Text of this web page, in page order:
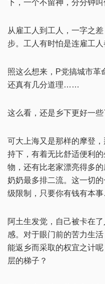
下，一个不留神，分分钟叫
从雇工人到工人，一字之
步。工人有时怕是连雇工人
照这么想来，P党搞城市革
还真有几分道理……
这么看，还是乡下更好一
可大上海又是那样的摩登
持下，有着无比舒适便利
物，还有比老家漂亮得多
奶奶最多排二流。这一切
级限制，只要你有钱有本
阿土生发觉，自己被卡在
感。对于眼门前的苦力生
能返乡而采取的权宜之计
层的梯子？